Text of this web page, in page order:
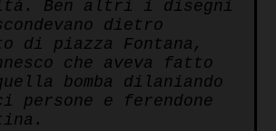
Ben altri i disegni
dietro
di piazza Fontana,
che aveva fatto
bomba dilaniando
persone e ferendone